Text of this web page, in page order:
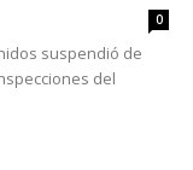
0
suspendió de
del